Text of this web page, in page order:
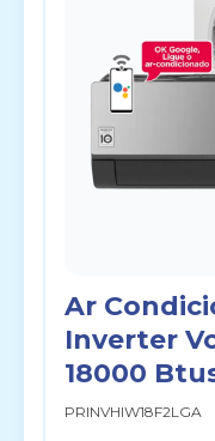
Ar
Inverter
18000
PRINVHIW18F2LGA